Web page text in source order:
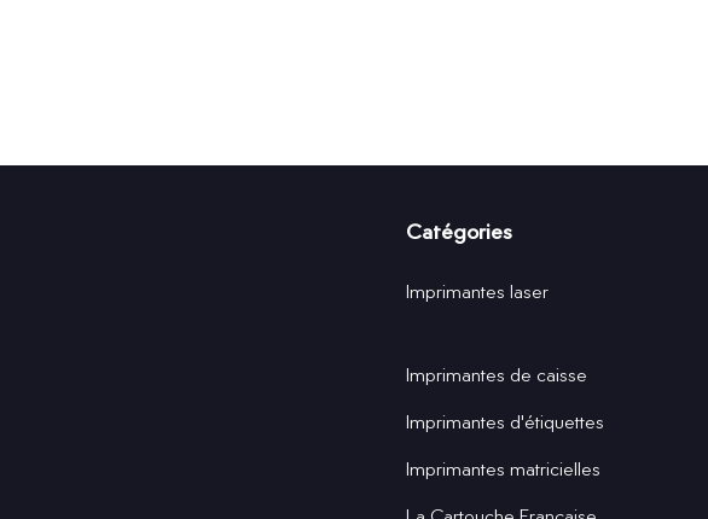
Catégories
Imprimantes laser
Imprimantes de caisse
Imprimantes d'étiquettes
Imprimantes matricielles